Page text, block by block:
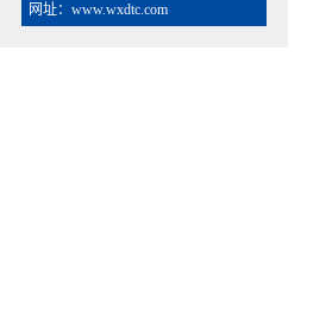
网址：www.wxdtc.com